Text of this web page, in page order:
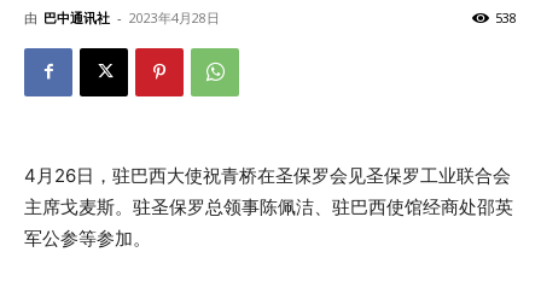
由 巴中通讯社 - 2023年4月28日 538
4月26日，驻巴西大使祝青桥在圣保罗会见圣保罗工业联合会
主席戈麦斯。驻圣保罗总领事陈佩洁、驻巴西使馆经商处邵英
军公参等参加。